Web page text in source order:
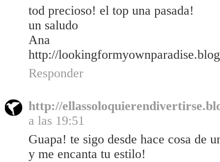
tod precioso! el top una pasada!
un saludo
Ana
http://
Responder
http://
a las 19:51
Guapa! te sigo desde hace cosa de
y me encanta tu estilo!